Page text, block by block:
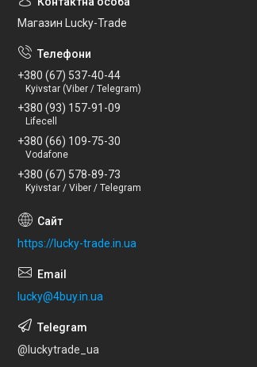
Магазин Lucky-Trade
+380 (67) 537-40-44
Kyivstar (Viber / Telegram)
+380 (93) 157-91-09
Lifecell
+380 (66) 109-75-30
Vodafone
+380 (67) 578-89-73
Kyivstar / Viber / Telegram
https://lucky-trade.in.ua
lucky@4buy.in.ua
@luckytrade_ua